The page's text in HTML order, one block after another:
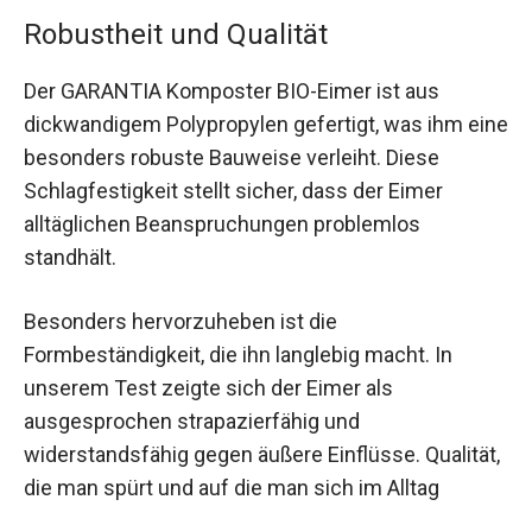
Robustheit und Qualität
Der GARANTIA Komposter BIO-Eimer ist aus
dickwandigem Polypropylen gefertigt, was ihm eine
besonders robuste Bauweise verleiht. Diese
Schlagfestigkeit stellt sicher, dass der Eimer
alltäglichen Beanspruchungen problemlos
standhält.
Besonders hervorzuheben ist die
Formbeständigkeit, die ihn langlebig macht. In
unserem Test zeigte sich der Eimer als
ausgesprochen strapazierfähig und
widerstandsfähig gegen äußere Einflüsse. Qualität,
die man spürt und auf die man sich im Alltag